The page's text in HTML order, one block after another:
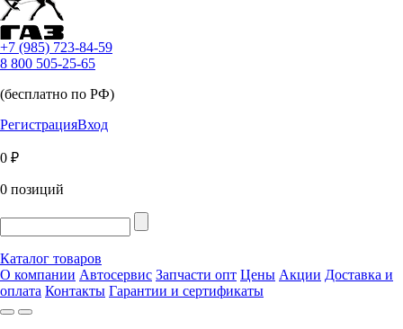
+7 (985) 723-84-59
8 800 505-25-65
(бесплатно по РФ)
РегистрацияВход
0 ₽
0 позиций
Каталог товаров
О компании Автосервис Запчасти опт Цены Акции Доставка и
оплата Контакты Гарантии и сертификаты